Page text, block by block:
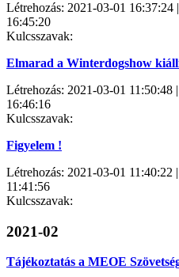
Létrehozás: 2021-03-01 16:37:24
16:45:20
Kulcsszavak:
Elmarad a Winterdogshow
Létrehozás: 2021-03-01 11:50:48
16:46:16
Kulcsszavak:
Figyelem !
Létrehozás: 2021-03-01 11:40:22
11:41:56
Kulcsszavak:
2021-02
Tájékoztatás a MEOE